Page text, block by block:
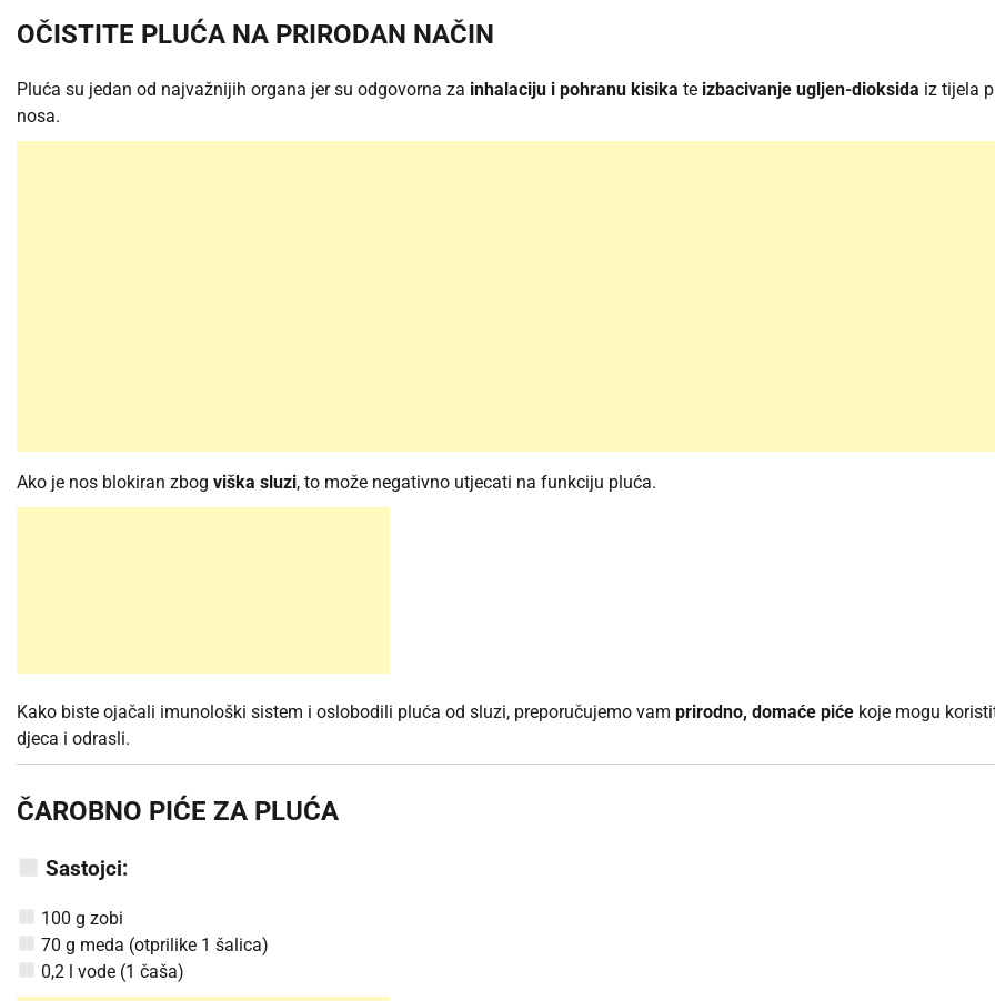
OČISTITE PLUĆA NA PRIRODAN NAČIN
Pluća su jedan od najvažnijih organa jer su odgovorna za inhalaciju i pohranu kisika te izbacivanje ugljen-dioksida iz tijela
nosa.
Ako je nos blokiran zbog viška sluzi, to može negativno utjecati na funkciju pluća.
Kako biste ojačali imunološki sistem i oslobodili pluća od sluzi, preporučujemo vam prirodno, domaće piće koje mogu
djeca i odrasli.
ČAROBNO PIĆE ZA PLUĆA
Sastojci:
100 g zobi
70 g meda (otprilike 1 šalica)
0,2 l vode (1 čaša)